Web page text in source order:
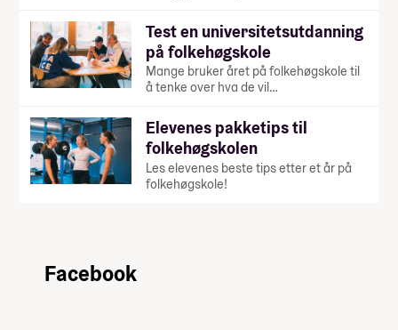
Test en universitetsutdanning
på folkehøgskole
Mange bruker året på folkehøgskole til
å tenke over hva de vil…
Elevenes pakketips til
folkehøgskolen
Les elevenes beste tips etter et år på
folkehøgskole!
Facebook